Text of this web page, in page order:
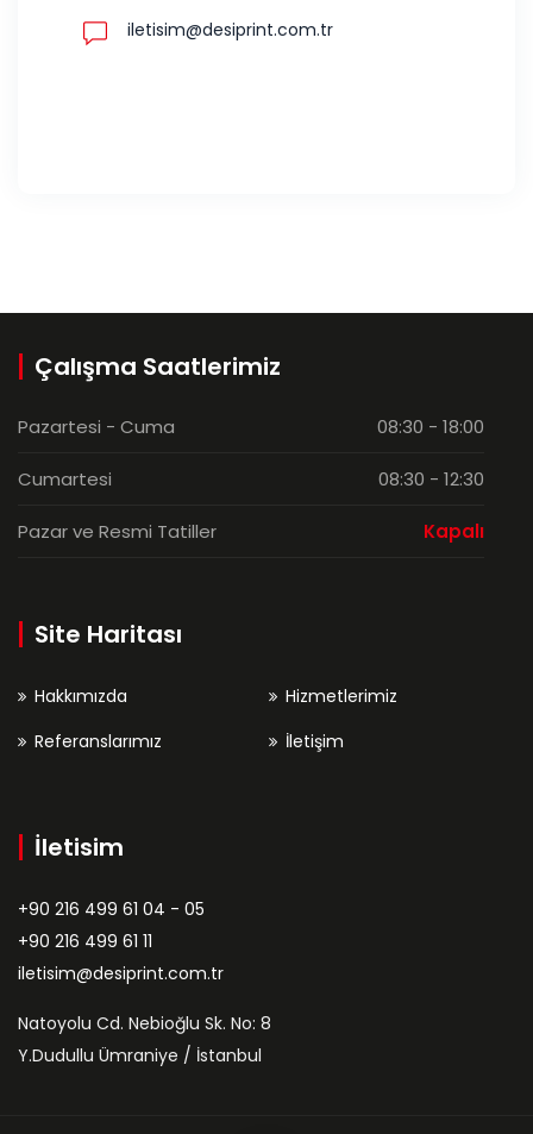
iletisim@desiprint.com.tr
Çalışma Saatlerimiz
Pazartesi - Cuma 08:30 - 18:00
Cumartesi 08:30 - 12:30
Pazar ve Resmi Tatiller Kapalı
Site Haritası
Hakkımızda
Hizmetlerimiz
Referanslarımız
İletişim
İletisim
+90 216 499 61 04 - 05
+90 216 499 61 11
iletisim@desiprint.com.tr
Natoyolu Cd. Nebioğlu Sk. No: 8
Y.Dudullu Ümraniye / İstanbul